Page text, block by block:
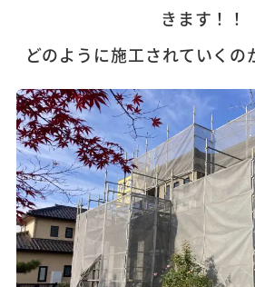
きます！！
どのように施工されていくの